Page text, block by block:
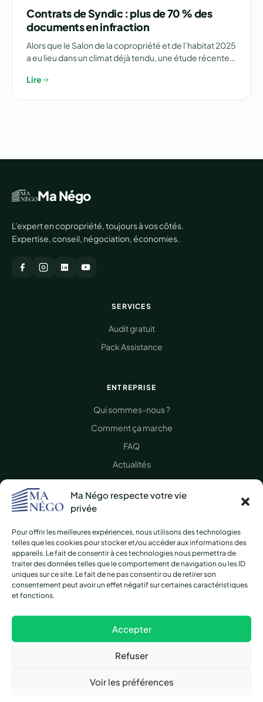
Ma Négo respecte votre vie
privée
Pour offrir les meilleures expériences, nous utilisons des technologies
telles que les cookies pour stocker et/ou accéder aux informations des
appareils. Le fait de consentir à ces technologies nous permettra de
traiter des données telles que le comportement de navigation ou les ID
uniques sur ce site. Le fait de ne pas consentir ou de retirer son
consentement peut avoir un effet négatif sur certaines caractéristiques
et fonctions.
Accepter
Refuser
Voir les préférences
Contrats de Syndic : plus de 70 % des
documents en infraction
Alors que le Salon de la copropriété et de l’habitat 2025
a eu lieu dans un climat déjà tendu, une étude récente…
Lire
Ma Négo
L'expert en copropriété, toujours à vos côtés.
Expertise, conseil, négociation, économies.
SERVICES
Audit gratuit
Pack Assistance
ENTREPRISE
Qui sommes-nous ?
Comment ça marche
FAQ
Actualités
Presse
Nous contacter
LÉGAL
CGV / CGU
Mentions légales
Plan du site
01 42 71 16 72 · contact@ma-nego.fr